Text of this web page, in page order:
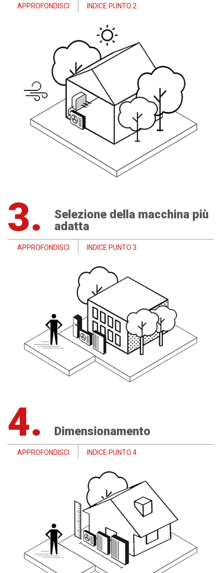
APPROFONDISCI INDICE PUNTO 2
3.
Selezione della macchina più
adatta
APPROFONDISCI INDICE PUNTO 3
4. Dimensionamento
APPROFONDISCI INDICE PUNTO 4